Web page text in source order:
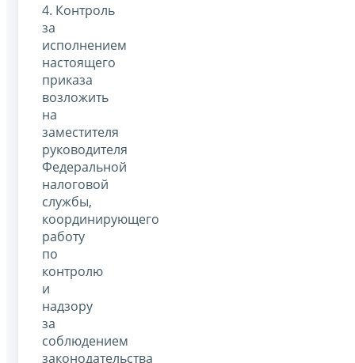
4. Контроль
за
исполнением
настоящего
приказа
возложить
на
заместителя
руководителя
Федеральной
налоговой
службы,
координирующего
работу
по
контролю
и
надзору
за
соблюдением
законодательства